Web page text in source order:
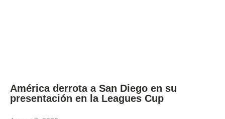
América derrota a San Diego en su
presentación en la Leagues Cup